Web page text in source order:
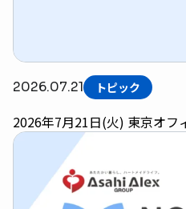
2026.07.21 トピック
2026年7月21日(火) 東京オフ